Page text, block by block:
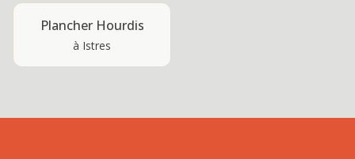
Plancher Hourdis
à Istres